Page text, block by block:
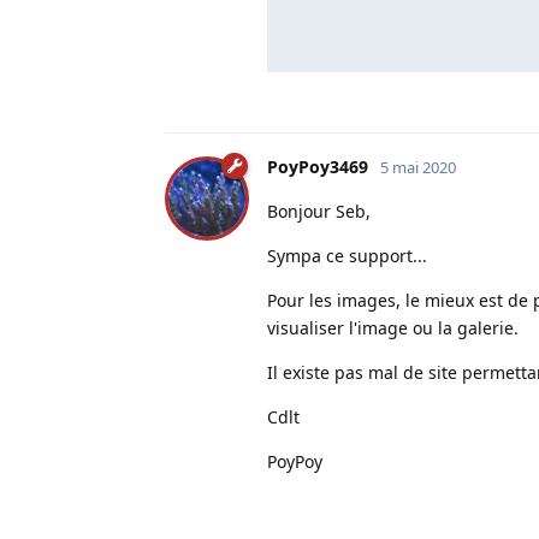
PoyPoy3469 5 mai 2020
Bonjour Seb,
Sympa ce support...
Pour les images, le mieux est
visualiser l'image ou la galerie.
Il existe pas mal de site
Cdlt
PoyPoy